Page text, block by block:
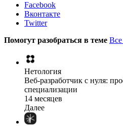
Facebook
Вконтакте
Twitter
Помогут разобраться в теме
Нетология
Веб-разработчик с нуля:
специализации
14 месяцев
Далее